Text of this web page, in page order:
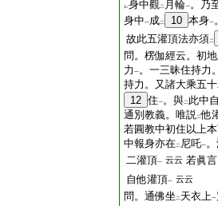
レ身中觀二 月輪一。乃
身中一成二 10 本身一
故此五灌頂法亦須二
問。楞伽經云。初
力 一。一三昧住持力
持力。又諸大乘五
12 住一。與二 此中
通別教義。唯説二他
若圓教中初住以上
中報身亦在二 尼吒一
二灌頂一 云云 若眞
自他灌頂一 云云
問。通佛坐 二 天衣上一